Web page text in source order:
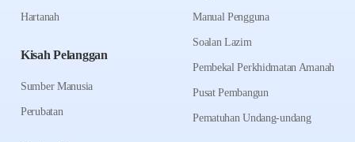
Hartanah
Kisah Pelanggan
Sumber Manusia
Perubatan
Manual Pengguna
Soalan Lazim
Pembekal Perkhidmatan Amanah
Pusat Pembangun
Pematuhan Undang-undang